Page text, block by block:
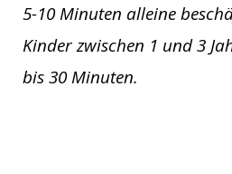
5-10 Minuten alleine
Kinder zwischen 1 und 3
bis 30 Minuten.